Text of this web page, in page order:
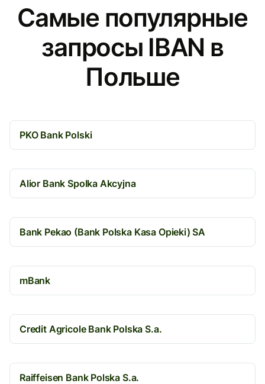
Самые популярные
запросы IBAN в
Польше
PKO Bank Polski
Alior Bank Spolka Akcyjna
Bank Pekao (Bank Polska Kasa Opieki) SA
mBank
Credit Agricole Bank Polska S.a.
Raiffeisen Bank Polska S.a.